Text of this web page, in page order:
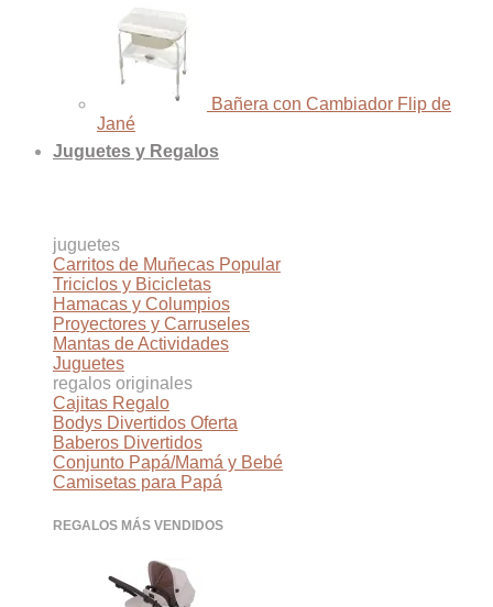
Bañera con Cambiador Flip de
Jané
Juguetes y Regalos
juguetes
Carritos de Muñecas
Triciclos y Bicicletas
Hamacas y Columpios
Proyectores y Carruseles
Mantas de Actividades
Juguetes
regalos originales
Cajitas Regalo
Bodys Divertidos
Baberos Divertidos
Conjunto Papá/Mamá y Bebé
Camisetas para Papá
REGALOS MÁS VENDIDOS